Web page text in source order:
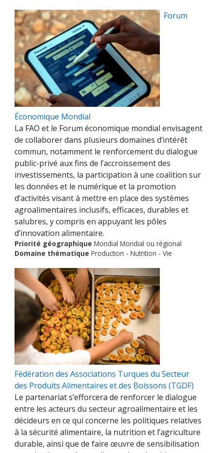
Forum
Économique Mondial
La FAO et le Forum économique mondial envisagent
de collaborer dans plusieurs domaines d’intérêt
commun, notamment le renforcement du dialogue
public-privé aux fins de l’accroissement des
investissements, la participation à une coalition sur
les données et le numérique et la promotion
d’activités visant à mettre en place des systèmes
agroalimentaires inclusifs, efficaces, durables et
salubres, y compris en appuyant les pôles
d’innovation alimentaire.
Priorité géographique Mondial Mondial ou régional
Domaine thématique Production - Nutrition - Vie
Fédération des Associations Turques du Secteur
des Produits Alimentaires et des Boissons (TGDF)
Le partenariat s’efforcera de renforcer le dialogue
entre les acteurs du secteur agroalimentaire et les
décideurs en ce qui concerne les politiques relatives
à la sécurité alimentaire, la nutrition et l’agriculture
durable, ainsi que de faire œuvre de sensibilisation